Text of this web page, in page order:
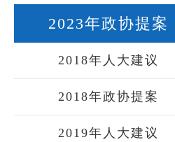
2023年政协提案
2018年人大建议
2018年政协提案
2019年人大建议